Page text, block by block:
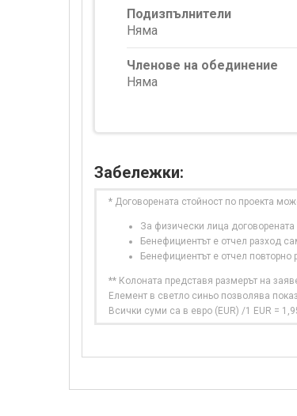
Подизпълнители
Няма
Членове на обединение
Няма
Забележки:
* Договорената стойност по проекта
За физически лица договорената
Бенефициентът е отчел разход
Бенефициентът е отчел
** Колоната представя размерът на
Елемент в светло синьо позволява
Всички суми са в евро (EUR) /1 EUR =